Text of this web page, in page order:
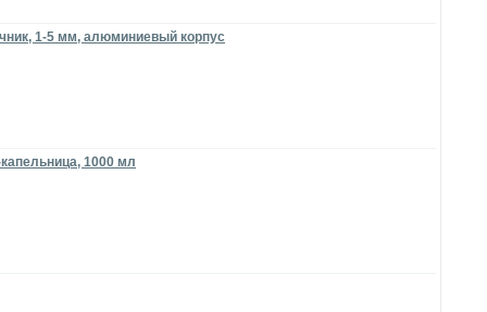
1-5 мм, алюминиевый корпус
1000 мл